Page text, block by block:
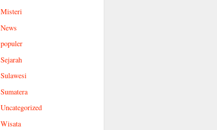
Misteri
News
populer
Sejarah
Sulawesi
Sumatera
Uncategorized
Wisata